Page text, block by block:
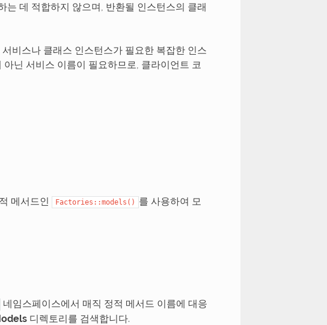
데 적합하지 않으며, 반환될 인스턴스의 클래
비스나 클래스 인스턴스가 필요한 복잡한 인스
닌 서비스 이름이 필요하므로, 클라이언트 코
메서드인 Factories::models()
를 사용하여 모
네임스페이스에서 매직 정적 메서드 이름에 대응
디렉토리를 검색합니다.